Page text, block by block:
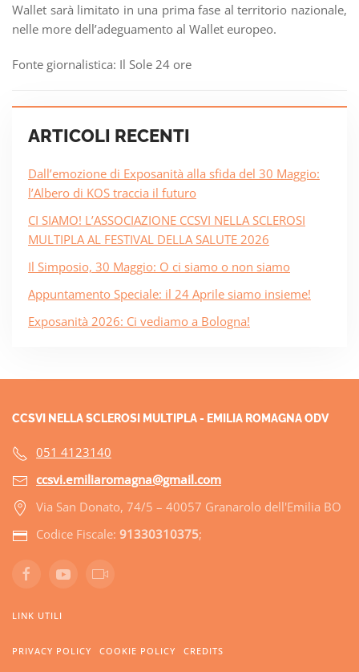
Wallet sarà limitato in una prima fase al territorio nazionale,
nelle more dell’adeguamento al Wallet europeo.
Fonte giornalistica: Il Sole 24 ore
ARTICOLI RECENTI
Dall’emozione di Exposanità alla sfida del 30 Maggio:
l’Albero di KOS traccia il futuro
CI SIAMO! L’ASSOCIAZIONE CCSVI NELLA SCLEROSI
MULTIPLA AL FESTIVAL DELLA SALUTE 2026
Il Simposio, 30 Maggio: O ci siamo o non siamo
Appuntamento Speciale: il 24 Aprile siamo insieme!
Exposanità 2026: Ci vediamo a Bologna!
CCSVI NELLA SCLEROSI MULTIPLA - EMILIA ROMAGNA ODV
051 4123140
ccsvi.emiliaromagna@gmail.com
Via San Donato, 74/5 – 40057 Granarolo dell'Emilia BO
Codice Fiscale: 91330310375;
LINK UTILI
PRIVACY POLICY COOKIE POLICY CREDITS